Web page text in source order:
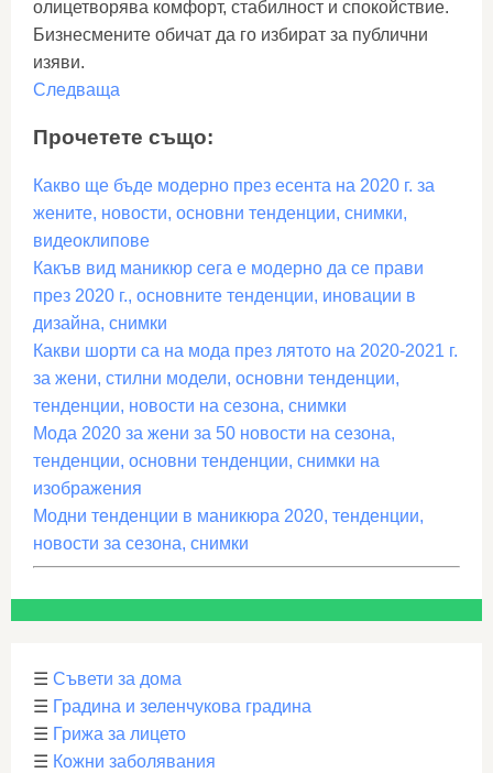
олицетворява комфорт, стабилност и спокойствие.
Бизнесмените обичат да го избират за публични
изяви.
Следваща
Прочетете също:
Какво ще бъде модерно през есента на 2020 г. за
жените, новости, основни тенденции, снимки,
видеоклипове
Какъв вид маникюр сега е модерно да се прави
през 2020 г., основните тенденции, иновации в
дизайна, снимки
Какви шорти са на мода през лятото на 2020-2021 г.
за жени, стилни модели, основни тенденции,
тенденции, новости на сезона, снимки
Мода 2020 за жени за 50 новости на сезона,
тенденции, основни тенденции, снимки на
изображения
Модни тенденции в маникюра 2020, тенденции,
новости за сезона, снимки
☰ Съвети за дома
☰ Градина и зеленчукова градина
☰ Грижа за лицето
☰ Кожни заболявания